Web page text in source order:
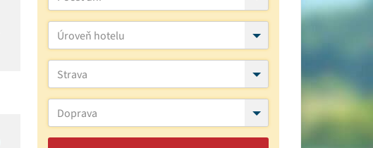
Úroveň hotelu
Strava
Doprava